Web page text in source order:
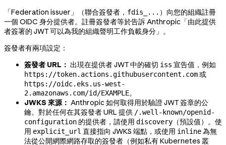
「Federation issuer」（聯合簽發者， fdis_... ）向您的組織註冊
一個 OIDC 身分提供者。註冊簽發者等於告訴 Anthropic「由此提供
者簽署的 JWT 可以為我的組織聲明工作負載身分」。
簽發者有兩項設定：
簽發者 URL： 出現在提供者 JWT 中的確切 iss 宣告值，例如
https://token.actions.githubusercontent.com或
https://oidc.eks.us-west-
2.amazonaws.com/id/EXAMPLE。
JWKS 來源： Anthropic 如何取得用於驗證 JWT 簽章的公
鑰。對於任何在其簽發者 URL 提供 /.well-known/openid-
configuration 的提供者，請使用 discovery （預設值）。使
用 explicit_url 直接指向 JWKS 端點，或使用 inline為無
法從公開網際網路存取的簽發者（例如私有 Kubernetes 叢